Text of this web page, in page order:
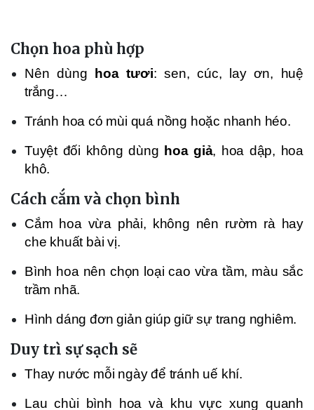
Chọn hoa phù hợp
Nên dùng hoa tươi: sen, cúc, lay ơn, huệ
trắng…
Tránh hoa có mùi quá nồng hoặc nhanh héo.
Tuyệt đối không dùng hoa giả, hoa dập, hoa
khô.
Cách cắm và chọn bình
Cắm hoa vừa phải, không nên rườm rà hay
che khuất bài vị.
Bình hoa nên chọn loại cao vừa tầm, màu sắc
trầm nhã.
Hình dáng đơn giản giúp giữ sự trang nghiêm.
Duy trì sự sạch sẽ
Thay nước mỗi ngày để tránh uế khí.
Lau chùi bình hoa và khu vực xung quanh